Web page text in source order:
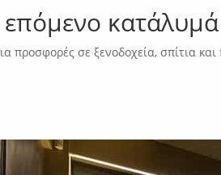
επόμενο
προσφορές σε ξενοδοχεία, σπίτια